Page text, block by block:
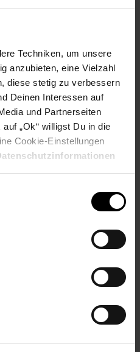
Techniken, um unsere
anzubieten, eine Vielzahl
diese stetig zu verbessern
Deinen Interessen auf
und Partnerseiten
„Ok“ willigst Du in die
Cookie-Einstellungen
Extra°Punkte:
0
der mutigen und starken
Mit beweglichen
geformtem Oberteil und
Outfit aus dem Film.
oder für
Welt zu entdecken. Farben
können. Erstickungsgefahr!